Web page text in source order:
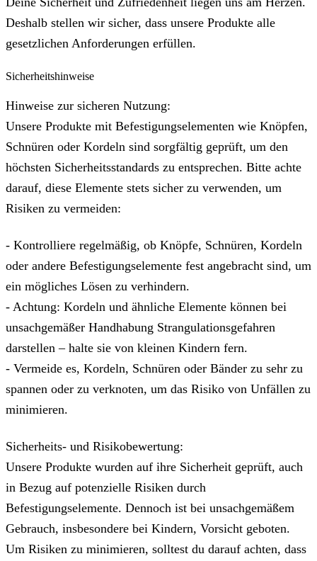
Deshalb stellen wir sicher, dass unsere Produkte alle
gesetzlichen Anforderungen erfüllen.
Sicherheitshinweise
Hinweise zur sicheren Nutzung:
Unsere Produkte mit Befestigungselementen wie Knöpfen,
Schnüren oder Kordeln sind sorgfältig geprüft, um den
höchsten Sicherheitsstandards zu entsprechen. Bitte achte
darauf, diese Elemente stets sicher zu verwenden, um
Risiken zu vermeiden:
- Kontrolliere regelmäßig, ob Knöpfe, Schnüren, Kordeln
oder andere Befestigungselemente fest angebracht sind, um
ein mögliches Lösen zu verhindern.
- Achtung: Kordeln und ähnliche Elemente können bei
unsachgemäßer Handhabung Strangulationsgefahren
darstellen – halte sie von kleinen Kindern fern.
- Vermeide es, Kordeln, Schnüren oder Bänder zu sehr zu
spannen oder zu verknoten, um das Risiko von Unfällen zu
minimieren.
Sicherheits- und Risikobewertung:
Unsere Produkte wurden auf ihre Sicherheit geprüft, auch
in Bezug auf potenzielle Risiken durch
Befestigungselemente. Dennoch ist bei unsachgemäßem
Gebrauch, insbesondere bei Kindern, Vorsicht geboten.
Um Risiken zu minimieren, solltest du darauf achten, dass